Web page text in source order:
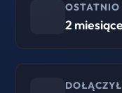
2
DOŁĄCZYŁ